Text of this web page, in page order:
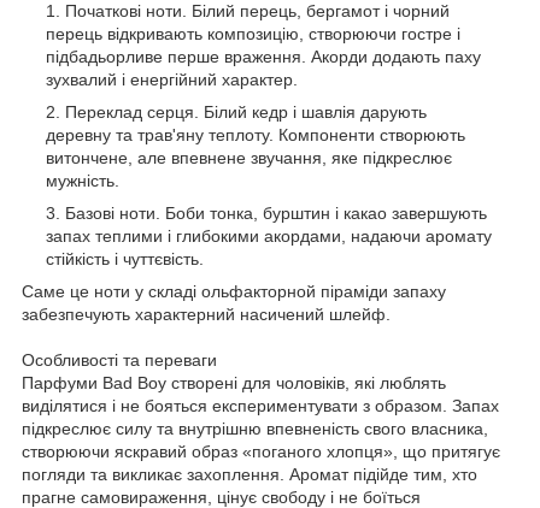
Початкові ноти. Білий перець, бергамот і чорний
перець відкривають композицію, створюючи гостре і
підбадьорливе перше враження. Акорди додають паху
зухвалий і енергійний характер.
Переклад серця. Білий кедр і шавлія дарують
деревну та трав'яну теплоту. Компоненти створюють
витончене, але впевнене звучання, яке підкреслює
мужність.
Базові ноти. Боби тонка, бурштин і какао завершують
запах теплими і глибокими акордами, надаючи аромату
стійкість і чуттєвість.
Саме це ноти у складі ольфакторной піраміди запаху
забезпечують характерний насичений шлейф.
Особливості та переваги
Парфуми Bad Boy створені для чоловіків, які люблять
виділятися і не бояться експериментувати з образом. Запах
підкреслює силу та внутрішню впевненість свого власника,
створюючи яскравий образ «поганого хлопця», що притягує
погляди та викликає захоплення. Аромат підійде тим, хто
прагне самовираження, цінує свободу і не боїться